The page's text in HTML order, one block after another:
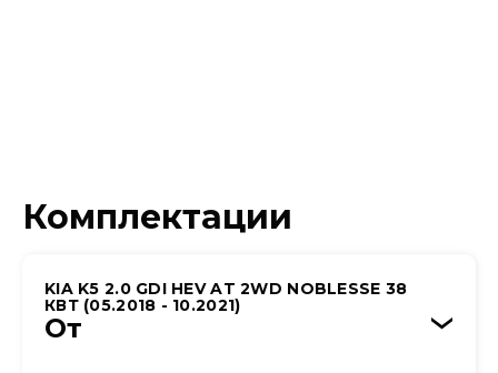
Комплектации
KIA K5 2.0 GDI HEV AT 2WD NOBLESSE 38
КВТ (05.2018 - 10.2021)
От ›